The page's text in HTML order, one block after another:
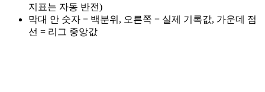
지표는 자동 반전)
막대 안 숫자 = 백분위, 오른쪽 = 실제 기록값, 가운데 점
선 = 리그 중앙값